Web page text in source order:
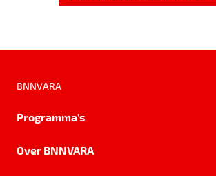
BNNVARA
Programma's
Over BNNVARA